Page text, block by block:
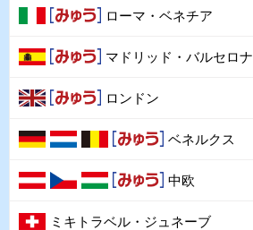
ローマ・ベネチア
マドリッド・バルセロナ
ロンドン
ベネルクス
中欧
ミキトラベル・ジュネーブ